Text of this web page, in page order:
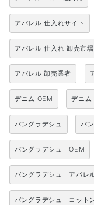
アパレル 仕入れサイト
アパレル 仕入れ 卸売市場
アパレル 卸売業者
デニム OEM デニ
バングラデシュ バ
バングラデシュ OEM
バングラデシュ アパレ
バングラデシュ コット